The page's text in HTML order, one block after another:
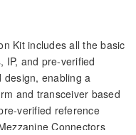
Kit includes all the basic
IP, and pre-verified
enabling a
and transceiver based
verified reference
Connectors